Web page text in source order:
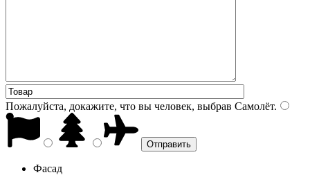
Пожалуйста, докажите, что вы человек, выбрав Самолёт.
Фасад